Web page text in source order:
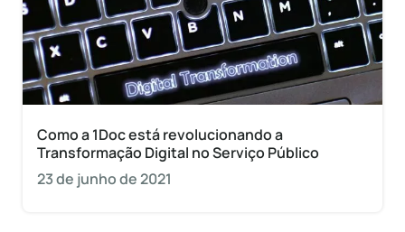
Como a 1Doc está revolucionando a
Transformação Digital no Serviço Público
23 de junho de 2021